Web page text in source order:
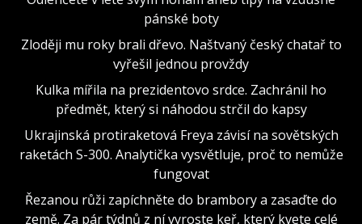
pánské boty
Zloději mu roky brali dřevo. Naštvaný český chatař to
vyřešil jednou provždy
Kulka mířila na prezidentovo srdce. Zachránil ho
předmět, který si náhodou strčil do kapsy
Ukrajinská protiraketová Freya závisí na sovětských
raketách S-300. Analytička vysvětluje, proč to nemůže
fungovat
Řezanou růži zapíchněte do brambory a zasaďte do
země. Za pár týdnů z ní vyroste keř, který kvete celé